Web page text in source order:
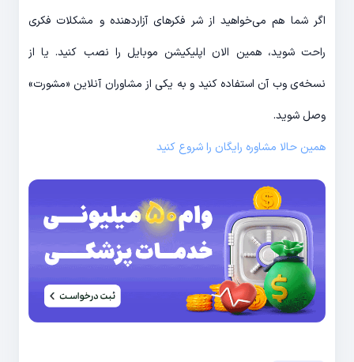
اگر شما هم می‌خواهید از شر فکرهای آزاردهنده و مشکلات فکری
راحت شوید، همین الان اپلیکیشن موبایل را نصب کنید. یا از
نسخه‌ی وب آن استفاده کنید و به یکی از مشاوران آنلاین «مشورت»‌
وصل شوید.
همین حالا مشاوره رایگان را شروع کنید